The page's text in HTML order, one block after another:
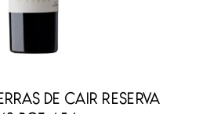
DE CAIR RESERVA